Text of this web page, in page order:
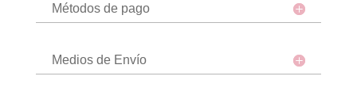
Métodos de pago
Medios de Envío